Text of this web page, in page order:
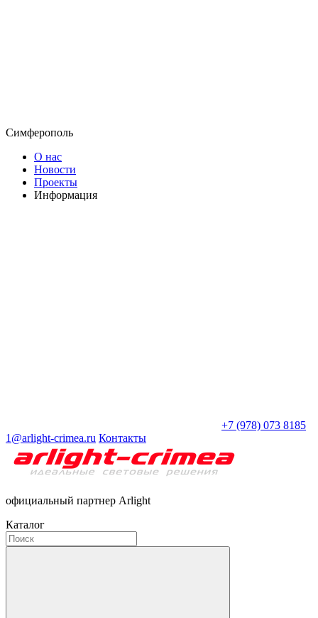
Симферополь
О нас
Новости
Проекты
Информация
+7 (978) 073 8185
1@arlight-crimea.ru Контакты
официальный партнер Arlight
Каталог